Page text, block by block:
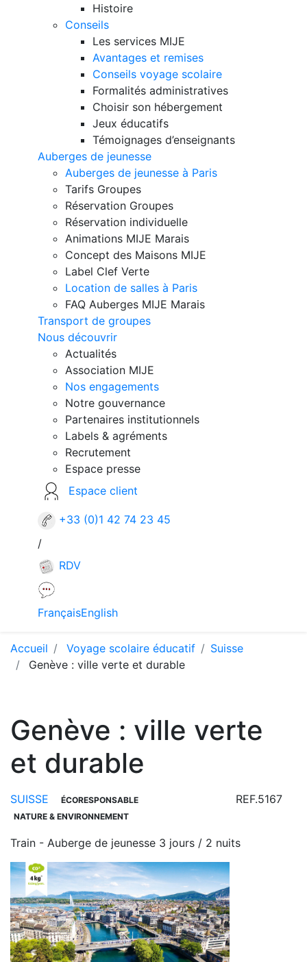
Histoire
Conseils
Les services MIJE
Avantages et remises
Conseils voyage scolaire
Formalités administratives
Choisir son hébergement
Jeux éducatifs
Témoignages d’enseignants
Auberges de jeunesse
Auberges de jeunesse à Paris
Tarifs Groupes
Réservation Groupes
Réservation individuelle
Animations MIJE Marais
Concept des Maisons MIJE
Label Clef Verte
Location de salles à Paris
FAQ Auberges MIJE Marais
Transport de groupes
Nous découvrir
Actualités
Association MIJE
Nos engagements
Notre gouvernance
Partenaires institutionnels
Labels & agréments
Recrutement
Espace presse
Espace client
+33 (0)1 42 74 23 45
/
RDV
FrançaisEnglish
Accueil Voyage scolaire éducatif
Suisse
Genève : ville verte et durable
Genève : ville verte
et durable
SUISSE
ÉCORESPONSABLE
NATURE & ENVIRONNEMENT
REF.5167
Train - Auberge de jeunesse 3 jours / 2 nuits